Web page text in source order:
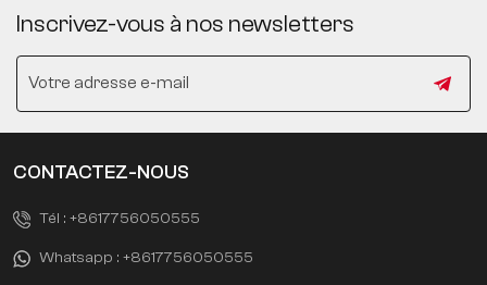
Inscrivez-vous à nos newsletters
CONTACTEZ-NOUS
Tél : +8617756050555
Whatsapp : +8617756050555